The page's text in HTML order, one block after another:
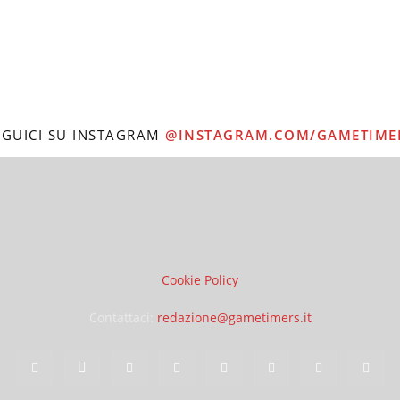
SU INSTAGRAM @INSTAGRAM.COM/
Cookie Policy
redazione@gametimers.it